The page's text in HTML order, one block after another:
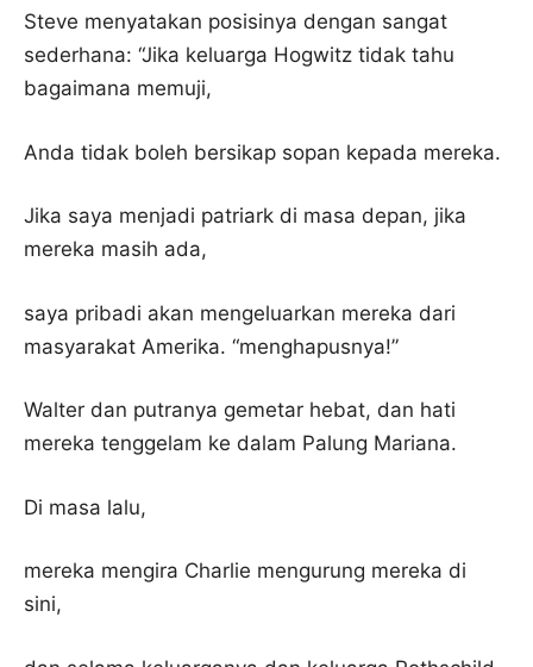
Steve menyatakan posisinya dengan sangat
sederhana: “Jika keluarga Hogwitz tidak tahu
bagaimana memuji,
Anda tidak boleh bersikap sopan kepada mereka.
Jika saya menjadi patriark di masa depan, jika
mereka masih ada,
saya pribadi akan mengeluarkan mereka dari
masyarakat Amerika. “menghapusnya!”
Walter dan putranya gemetar hebat, dan hati
mereka tenggelam ke dalam Palung Mariana.
Di masa lalu,
mereka mengira Charlie mengurung mereka di
sini,